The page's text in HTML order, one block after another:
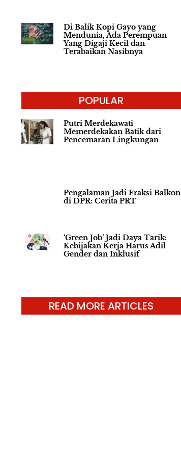
Di Balik Kopi Gayo yang
Mendunia, Ada Perempuan
Yang Digaji Kecil dan
Terabaikan Nasibnya
POPULAR
Putri Merdekawati
Memerdekakan Batik dari
Pencemaran Lingkungan
Pengalaman Jadi Fraksi Balkon
di DPR: Cerita PRT
‘Green Job’ Jadi Daya Tarik:
Kebijakan Kerja Harus Adil
Gender dan Inklusif
READ MORE ARTICLES